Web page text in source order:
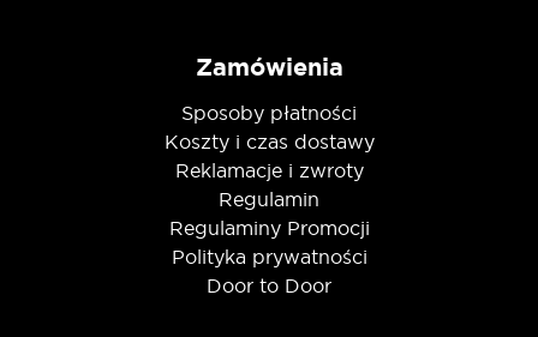
Zamówienia
Sposoby płatności
Koszty i czas dostawy
Reklamacje i zwroty
Regulamin
Regulaminy Promocji
Polityka prywatności
Door to Door